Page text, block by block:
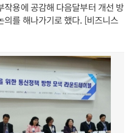
작용에 공감해 다음달부터 개선 방
의를 해나가기로 했다. [비즈니스